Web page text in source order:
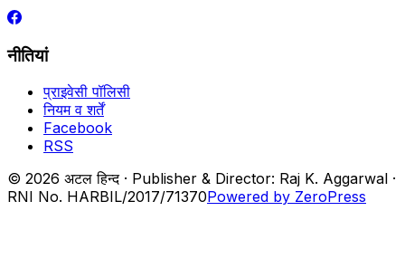
नीतियां
प्राइवेसी पॉलिसी
नियम व शर्तें
Facebook
RSS
© 2026 अटल हिन्द · Publisher & Director: Raj K. Aggarwal ·
RNI No. HARBIL/2017/71370Powered by ZeroPress